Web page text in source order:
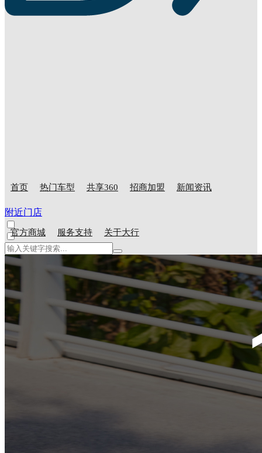
首页 热门车型 共享360 招商加盟 新闻资讯
官方商城 服务支持 关于大行
附近门店